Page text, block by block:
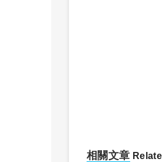
相關文章